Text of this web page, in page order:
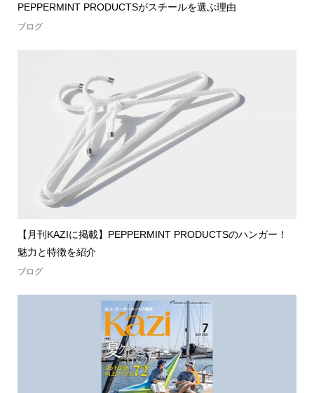
PEPPERMINT PRODUCTSがスチールを選ぶ理由
ブログ
【月刊KAZIに掲載】PEPPERMINT PRODUCTSのハンガー！
魅力と特徴を紹介
ブログ